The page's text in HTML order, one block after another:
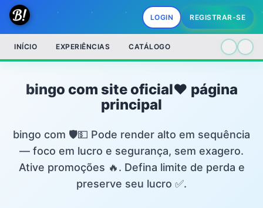
LOGIN REGISTRAR-SE
INÍCIO EXPERIÊNCIAS CATÁLOGO
bingo com site oficial❤️ página
principal
bingo com 🛡️💵 Pode render alto em sequência
— foco em lucro e segurança, sem exagero.
Ative promoções 🔥. Defina limite de perda e
preserve seu lucro ✅.